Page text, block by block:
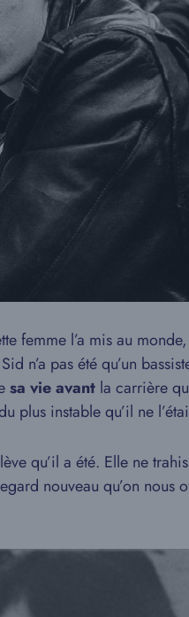
femme l’a mis au
n’a pas été qu’un
sa vie avant la carrière
plus instable qu’il ne
qu’il a été. Elle ne
nouveau qu’on